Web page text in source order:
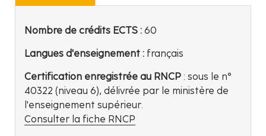
Nombre de crédits ECTS : 60
Langues d'enseignement : français
Certification enregistrée au RNCP : sous le n°
40322 (niveau 6), délivrée par le ministère de
l'enseignement supérieur.
Consulter la fiche RNCP